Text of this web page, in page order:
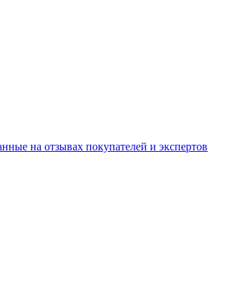
на отзывах покупателей и экспертов